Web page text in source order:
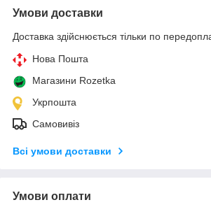
Умови доставки
Доставка здійснюється тільки по
Нова Пошта
Магазини Rozetka
Укрпошта
Самовивіз
Всі умови доставки
Умови оплати